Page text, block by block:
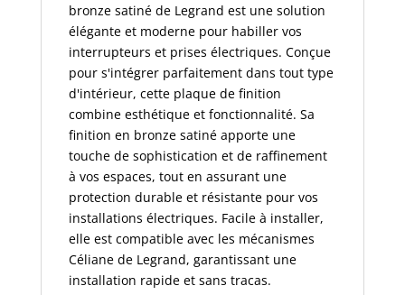
bronze satiné de Legrand est une solution
élégante et moderne pour habiller vos
interrupteurs et prises électriques. Conçue
pour s'intégrer parfaitement dans tout type
d'intérieur, cette plaque de finition
combine esthétique et fonctionnalité. Sa
finition en bronze satiné apporte une
touche de sophistication et de raffinement
à vos espaces, tout en assurant une
protection durable et résistante pour vos
installations électriques. Facile à installer,
elle est compatible avec les mécanismes
Céliane de Legrand, garantissant une
installation rapide et sans tracas.